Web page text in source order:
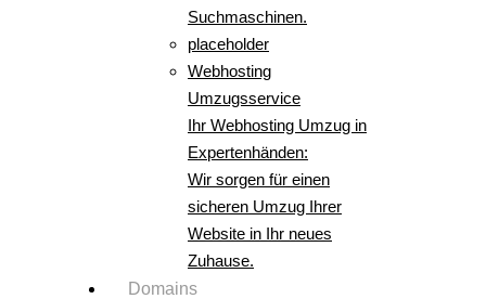
Suchmaschinen.
placeholder
Webhosting
Umzugsservice
Ihr Webhosting Umzug in
Expertenhänden:
Wir sorgen für einen
sicheren Umzug Ihrer
Website in Ihr neues
Zuhause.
Domains